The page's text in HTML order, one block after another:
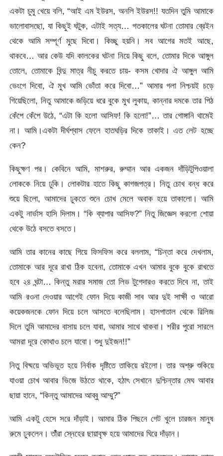
একটা চুমু খেয়ে বলি, “আই এম ইউরস, অনলি ইউরস!! যতদিন তুমি আমাকে
ভালোবাসছো, যা কিছুই ঘটুক, এটাই সত্য… গতকালের ঘটনা তোমার ব্রেইন
থেকে আমি সম্পূর্ণ মুছে দিবো। কিচ্ছু হয়নি। সব আগের মতই আছে,
থাকবে… আর কেউ যদি কালকের ঘটনা নিয়ে কিছু বলে, তোমার দিকে আঙ্গুল
তোলে, তোমাকে বিন্দু মাত্র নীচু করতে চায়- কসম খোদার ঐ আঙ্গুল আমি
ভেংগে দিবো, ঐ মুখ আমি ভোঁতা করে দিবো…” আমার গলা নিশ্চয়ই চড়ে
গিয়েছিলো, নিতু আমাকে জড়িয়ে ধরে বুকে মুখ লুকায়, কান্নার দমকে তার পিঠ
কেঁপে কেঁপে উঠে, “এটা কি হলো আসিফ! কি হলো!”… তার গোঙ্গানি থামেই
না। আমি।একটা দীর্ঘশ্বাস ফেলে হাতঘড়ির দিকে তাকাই। এত লেট হচ্ছে
কেন?
কিছুক্ষণ পর। কেবিনে আমি, মাশরুর, রুম্মান আর একজন দাঁড়িটুপিওয়ালা
লোককে নিয়ে ঢুকি। লোকটার হাতে কিছু কাগজপত্র। নিতু চোখ বন্ধ করে
শুয়ে ছিলো, আমাদের ঢুকতে শুনে চোখ মেলে অবাক হয়ে তাকালো। আমি
একটু নার্ভাস হাসি দিলাম। “কি ব্যাপার আসিফ?” নিতু জিজ্ঞেস করলো শোয়া
থেকে উঠে বসতে বসতে।
আমি তার কানের কাছে গিয়ে ফিসফিস করে বললাম, “চিন্তা করে দেখলাম,
তোমাকে আর দূরে রাখা ঠিক হবেনা, তোমাকে এখন আমার বুকে বুকে রাখতে
হবে ২৪ ঘন্টা… কিন্তু মরার সমাজ তো লিভ টুগেদারও করতে দিবে না, তাই
আমি রওনা দেওয়ার আগেই ফোন দিয়ে কাজী সাব আর দুই সাক্ষী ও আরো
কয়েকজনকে ফোন দিয়ে চলে আসতে বলেছিলাম। হাসপাতাল থেকে রিলিজ
দিলে তুমি আমাদের বাসায় চলে যাবা, আমার সাথে থাকবা। শরীর পুরো সারলে
আমরা দূরে কোথাও চলে যাবো। শুধু দুইজন!!”
নিতু বিষ্ময়ে অভিভূত হয়ে নির্বাক দৃষ্টিতে তাকিয়ে রইলো। তার অশ্রু শুকিয়ে
যাওয়া চোখ আবার ভিজে উঠতে থাকে, হঠাৎ সেখানে দুশ্চিন্তার মেঘ আবার
ছায়া হানে, “কিন্তু আমাদের আব্বু আম্মু?”
আমি একটু হেসে সরে দাঁড়াই। আমার ঠিক পিছনে গেট খুলে চারজন মানুষ
রুমে ঢুকলেন। তাঁঁরা স্নেহের ছায়াবৃক্ষ হয়ে আমাদের ঘিরে দাঁড়ান।